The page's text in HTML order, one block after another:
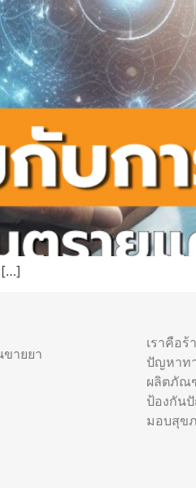
[…]
ายยา
เราคือ
ปัญหาท
ผลิตภัณ
ป้องกัน
มอบสุข